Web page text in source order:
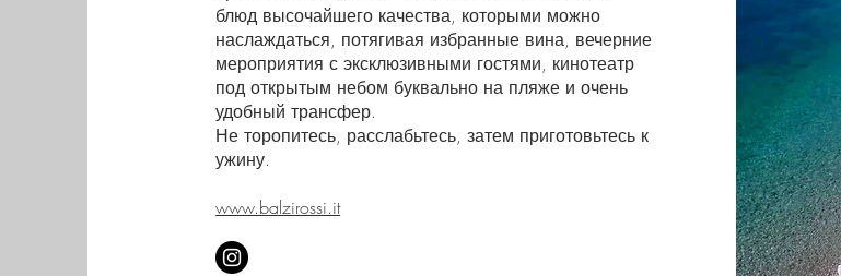
блюд высочайшего качества, которыми можно
наслаждаться, потягивая избранные вина, вечерние
мероприятия с эксклюзивными гостями, кинотеатр
под открытым небом буквально на пляже и очень
удобный трансфер.
Не торопитесь, расслабьтесь, затем приготовьтесь к
ужину.
www.balzirossi.it